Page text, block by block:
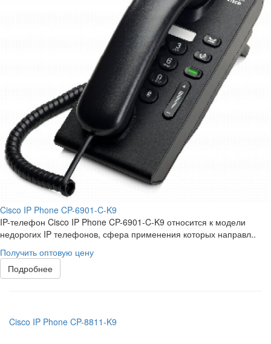
Cisco IP Phone CP-6901-C-K9
IP-телефон Cisco IP Phone CP-6901-C-K9 относится к модели
недорогих IP телефонов, сфера применения которых направл..
Получить оптовую цену
Подробнее
Cisco IP Phone CP-8811-K9